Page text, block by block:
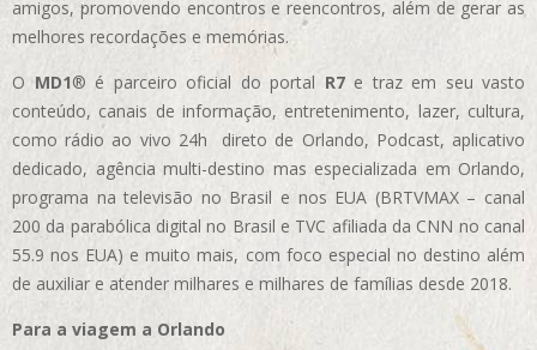
amigos, promovendo encontros e reencontros, além de gerar as
melhores recordações e memórias.
OMD1® é parceiro oficial do portal R7e traz em seu vasto
conteúdo, canais de informação, entretenimento, lazer, cultura,
como rádio ao vivo 24h direto de Orlando, Podcast, aplicativo
dedicado, agência multi-destino mas especializada em Orlando,
programa na televisão no Brasil e nos EUA (BRTVMAX – canal
200 da parabólica digital no Brasil e TVC afiliada da CNN no canal
55.9 nos EUA) e muito mais, com foco especial no destino além
de auxiliar e atender milhares e milhares de famílias desde 2018.
Para a viagem a Orlando